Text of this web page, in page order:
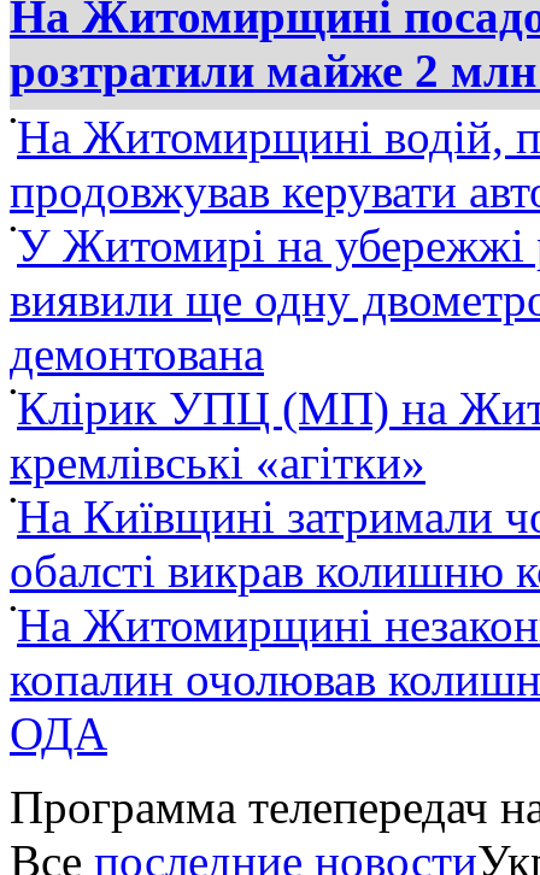
На Житомирщині
розтратили майже 2
•На Житомирщині водій,
продовжував керувати
•У Житомирі на убережжі
виявили ще одну
демонтована
•Клірик УПЦ (МП) на
кремлівські «агітки»
•На Київщині затримали
обалсті викрав колишню
•На Житомирщині
копалин очолював
ОДА
Программа телепередач
Все последние новости